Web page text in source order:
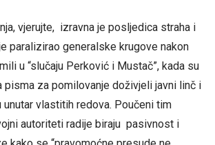
vjerujte, izravna je posljedica straha i
paralizirao generalske krugove nakon
u “slučaju Perković i Mustač”, kada su
pisma za pomilovanje doživjeli javni linč i
vlastitih redova. Poučeni tim
autoriteti radije biraju pasivnost i